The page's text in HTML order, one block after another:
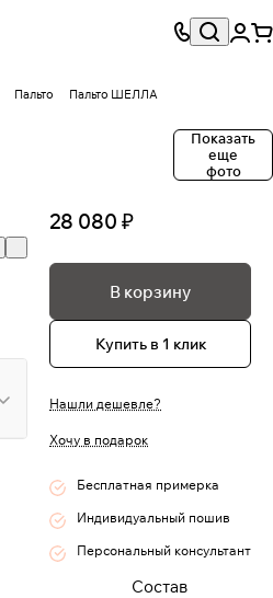
Пальто Пальто ШЕЛЛА
Показать
еще
фото
28 080 ₽
В корзину
Купить в 1 клик
Нашли дешевле?
Хочу в подарок
Бесплатная примерка
Индивидуальный пошив
Персональный консультант
Состав